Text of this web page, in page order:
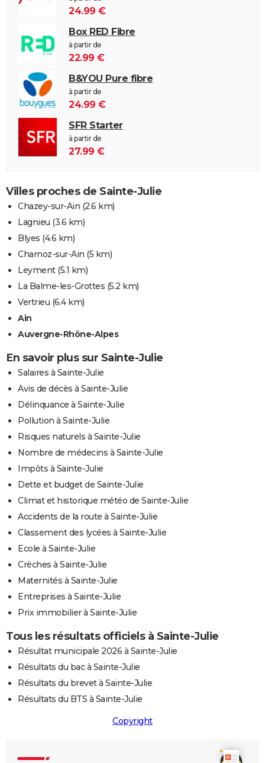
24.99 €
Box RED Fibre
à partir de
22.99 €
B&YOU Pure fibre
à partir de
24.99 €
SFR Starter
à partir de
27.99 €
Villes proches de Sainte-Julie
Chazey-sur-Ain (2.6 km)
Lagnieu (3.6 km)
Blyes (4.6 km)
Charnoz-sur-Ain (5 km)
Leyment(5.1 km)
La Balme-les-Grottes (5.2 km)
Vertrieu (6.4 km)
Ain
Auvergne-Rhône-Alpes
En savoir plus sur Sainte-Julie
Salaires à Sainte-Julie
Avis de décès à Sainte-Julie
Délinquance à Sainte-Julie
Pollution à Sainte-Julie
Risques naturels à Sainte-Julie
Nombre de médecins à Sainte-Julie
Impôts à Sainte-Julie
Dette et budget de Sainte-Julie
Climat et historique météo de Sainte-Julie
Accidents de la route à Sainte-Julie
Classement des lycées à Sainte-Julie
Ecole à Sainte-Julie
Crèches à Sainte-Julie
Maternités à Sainte-Julie
Entreprises à Sainte-Julie
Prix immobilier à Sainte-Julie
Tous les résultats officiels à Sainte-Julie
Résultat municipale 2026 à Sainte-Julie
Résultats du bac à Sainte-Julie
Résultats du brevet à Sainte-Julie
Résultats du BTS à Sainte-Julie
Copyright